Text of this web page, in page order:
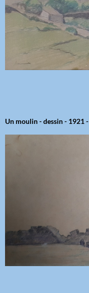
Un moulin - dessin - 1921 -